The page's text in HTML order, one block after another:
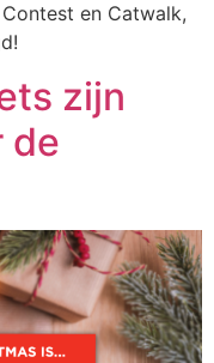
en Catwalk,
zijn
de